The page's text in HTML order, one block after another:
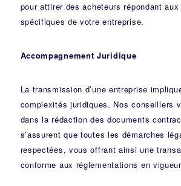
pour attirer des acheteurs répondant
spécifiques de votre entreprise.
Accompagnement Juridique
La transmission d’une entreprise
complexités juridiques. Nosconseillers
dans la rédaction des documents
s’assurent que toutes les démarches
respectées, vous offrant ainsi une
conforme aux réglementations en